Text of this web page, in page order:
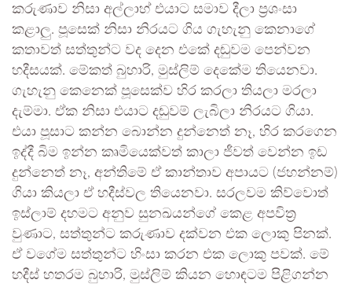
කරුණාව නිසා අල්ලාහ් එයාට සමාව දීලා ප්‍රශංසා
කළාලු. පූසෙක් නිසා නිරයට ගිය ගැහැනු කෙනාගේ
කතාවත් සත්තුන්ට වද දෙන එකේ දඬුවම පෙන්වන
හදීසයක්. මේකත් බුහාරි, මුස්ලිම් දෙකේම තියෙනවා.
ගැහැනු කෙනෙක් පූසෙක්ව හිර කරලා තියලා මරලා
දැම්මා. ඒක නිසා එයාට දඬුවම් ලැබිලා නිරයට ගියා.
එයා පූසාට කන්න බොන්න දුන්නෙත් නෑ, හිර කරගෙන
ඉද්දී බිම ඉන්න කෘමියෙක්වත් කාලා ජීවත් වෙන්න ඉඩ
දුන්නෙත් නෑ, අන්තිමේ ඒ කාන්තාව අපායට (ජහන්නම්)
ගියා කියලා ඒ හදීස්වල තියෙනවා. සරලවම කිව්වොත්
ඉස්ලාම් දහමට අනුව සුනඛයන්ගේ කෙළ අපවිත්‍ර
වුණාට, සත්තුන්ට කරුණාව දක්වන එක ලොකු පිනක්.
ඒ වගේම සත්තුන්ට හිංසා කරන එක ලොකු පවක්. මේ
හදීස් හතරම බුහාරි, මුස්ලිම් කියන හොඳටම පිළිගන්න